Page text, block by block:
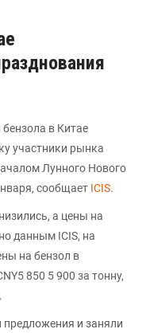
в Китае
участники рынка
Лунного Нового
сообщает ICIS.
а цены на
данным ICIS, на
на бензол в
850 5 900 за тонну,
и заняли